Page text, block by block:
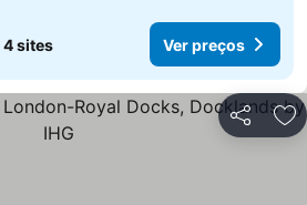
4 sites Ver preços
Partilhar